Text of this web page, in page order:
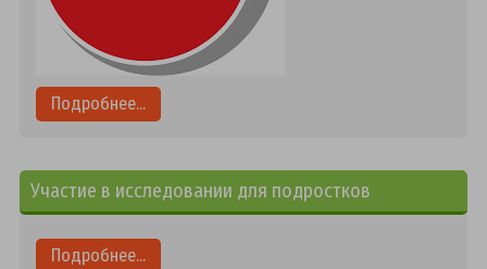
Подробнее...
Участие в исследовании для подростков
Подробнее...